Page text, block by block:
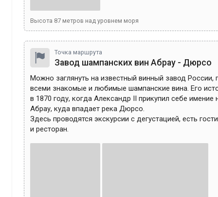
Высота 87 метров над уровнем моря
Точка маршрута
Завод шампанских вин Абрау - Дюрсо
Можно заглянуть на известный винный завод России,
всеми знакомые и любимые шампанские вина. Его
в 1870 году, когда Александр II прикупил себе имение
Абрау, куда впадает река Дюрсо.
Здесь проводятся экскурсии с дегустацией, есть
и ресторан.